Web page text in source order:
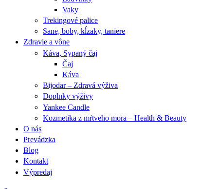
Vaky
Trekingové palice
Sane, boby, kĺzaky, taniere
Zdravie a vône
Káva, Sypaný čaj
Čaj
Káva
Bijodar – Zdravá výživa
Doplnky výživy
Yankee Candle
Kozmetika z mŕtveho mora – Health & Beauty
O nás
Prevádzka
Blog
Kontakt
Výpredaj